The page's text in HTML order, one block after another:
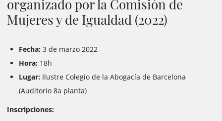
organizado por la Comisión de
Mujeres y de Igualdad (2022)
Fecha: 3 de marzo 2022
Hora: 18h
Lugar: Ilustre Colegio de la Abogacía de Barcelona
(Auditorio 8a planta)
Inscripciones: